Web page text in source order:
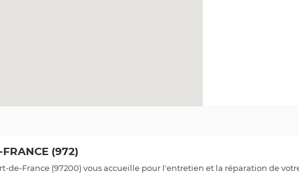
(972)
de-France (97200) vous accueille pour l'entretien et la réparation de